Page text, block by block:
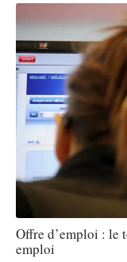
Offre d’emploi : le
emploi